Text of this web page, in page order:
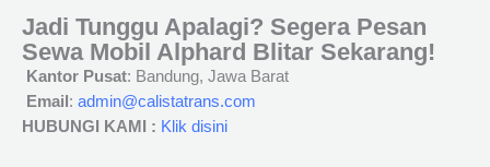
Jadi Tunggu Apalagi? Segera Pesan
Sewa Mobil Alphard Blitar Sekarang!
Kantor Pusat: Bandung, Jawa Barat
Email : admin@calistatrans.com
HUBUNGI KAMI : Klik disini